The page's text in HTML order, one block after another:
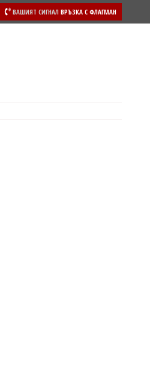
ВАШИЯТ СИГНАЛ ВРЪЗКА С ФЛАГМАН